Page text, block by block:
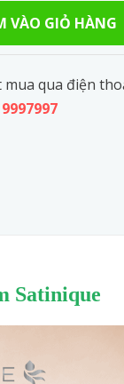
VÀO GIỎ HÀNG
qua điện
Satinique